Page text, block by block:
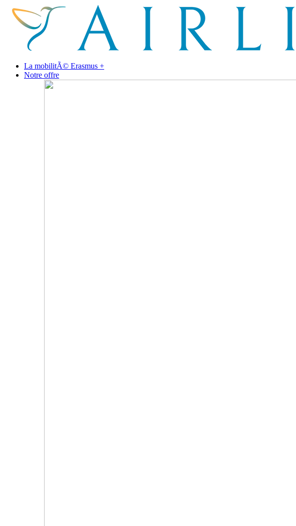
La mobilitÃ© Erasmus +
Notre offre